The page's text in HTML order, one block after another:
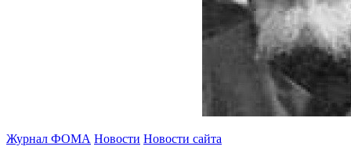
Журнал ФОМА Новости Новости сайта